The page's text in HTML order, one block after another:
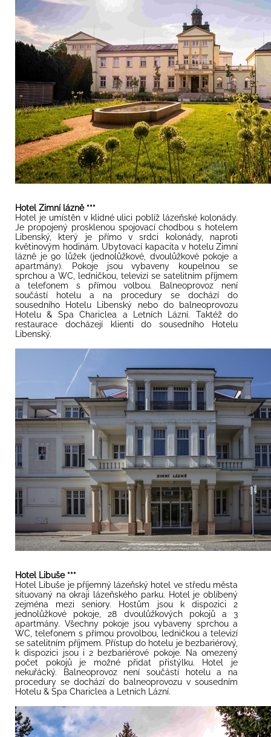
Hotel Zimní lázně ***
Hotel je umístěn v klidné ulici poblíž lázeňské kolonády.
Je propojený prosklenou spojovací chodbou s hotelem
Libenský, který je přímo v srdci kolonády, naproti
květinovým hodinám. Ubytovací kapacita v hotelu Zimní
lázně je 90 lůžek (jednolůžkové, dvoulůžkové pokoje a
apartmány). Pokoje jsou vybaveny koupelnou se
sprchou a WC, ledničkou, televizí se satelitním příjmem
a telefonem s přímou volbou. Balneoprovoz není
součástí hotelu a na procedury se dochází do
sousedního Hotelu Libenský nebo do balneoprovozu
Hotelu & Spa Chariclea a Letních Lázní. Taktéž do
restaurace docházejí klienti do sousedního Hotelu
Libenský.
Hotel Libuše ***
Hotel Libuše je příjemný lázeňský hotel ve středu města
situovaný na okraji lázeňského parku. Hotel je oblíbený
zejména mezi seniory. Hostům jsou k dispozici 2
jednolůžkové pokoje, 28 dvoulůžkových pokojů a 3
apartmány. Všechny pokoje jsou vybaveny sprchou a
WC, telefonem s přímou provolbou, ledničkou a televizí
se satelitním příjmem. Přístup do hotelu je bezbariérový,
k dispozici jsou i 2 bezbariérové pokoje. Na omezený
počet pokojů je možné přidat přistýlku. Hotel je
nekuřácký. Balneoprovoz není součástí hotelu a na
procedury se dochází do balneoprovozu v sousedním
Hotelu & Spa Chariclea a Letních Lázní.